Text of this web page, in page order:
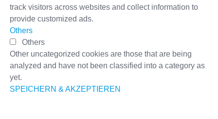
track visitors across websites and collect information to
provide customized ads.
Others
Others
Other uncategorized cookies are those that are being
analyzed and have not been classified into a category as
yet.
SPEICHERN & AKZEPTIEREN